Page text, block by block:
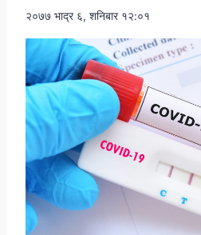
२०७७ भाद्र ६, शनिबार १२:०१